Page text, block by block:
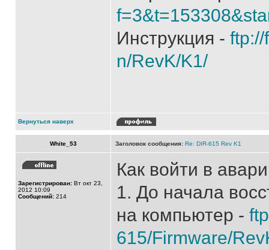
Инструкция -
n/RevK/K1/
Вернуться наверх
White_53 Заголовок сообщения: Re: DIR-615 Rev K1
Зарегистрирован: Вт окт 23,
2012 10:09
Сообщений: 214
Как войти в
1. До начала
на компьютер -
615/Firmware/